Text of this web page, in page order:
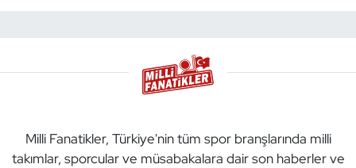
Milli Fanatikler, Türkiye'nin tüm spor branşlarında milli
takımlar, sporcular ve müsabakalara dair son haberler ve